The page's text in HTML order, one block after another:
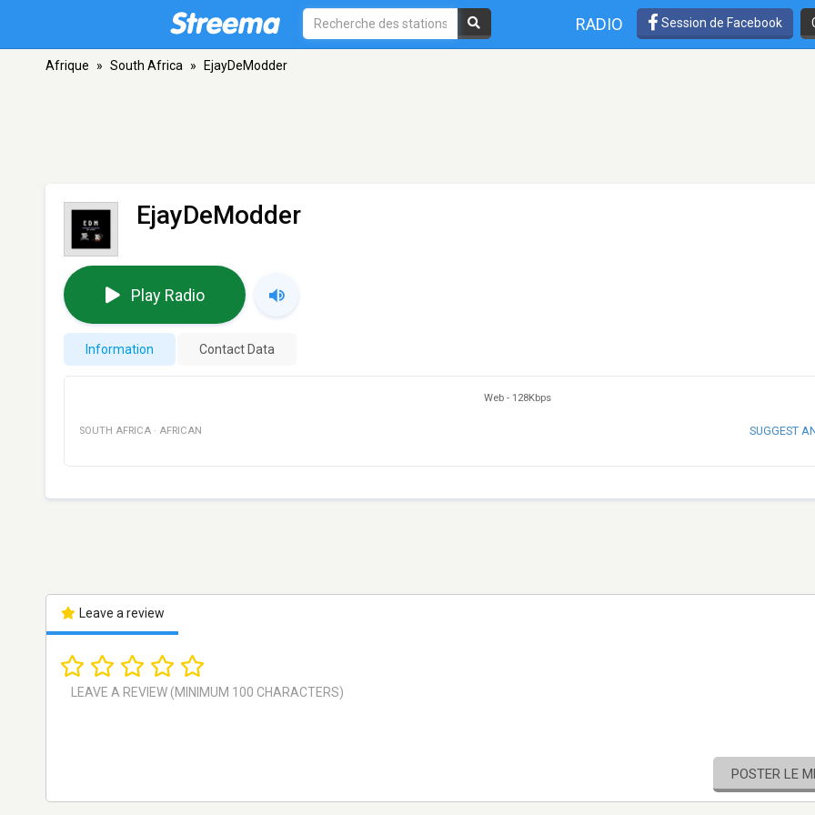
RADIO Session de Facebook
Afrique » South Africa » EjayDeModder
EjayDeModder
Play Radio
Information Contact Data
Web - 128Kbps
SOUTH AFRICA · AFRICAN SUGGEST
Leave a review
POSTER LE